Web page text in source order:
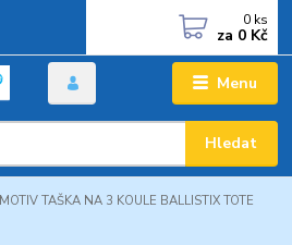
Menu
Hledat
0 ks
za 0 Kč
MOTIV TAŠKA NA 3 KOULE BALLISTIX TOTE